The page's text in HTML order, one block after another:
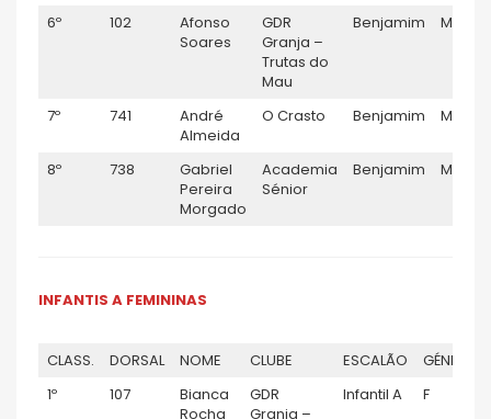
6º 102
Afonso
Soares
GDR
Granja –
Trutas do
Mau
Benjamim M
7º 741
André
Almeida
O Crasto Benjamim M
8º 738
Gabriel
Pereira
Morgado
Academia
Sénior
Benjamim M
INFANTIS A FEMININAS
CLASS. DORSAL NOME CLUBE ESCALÃO
GÉNERO
1º
107
Bianca
Rocha
GDR
Granja –
Infantil A F